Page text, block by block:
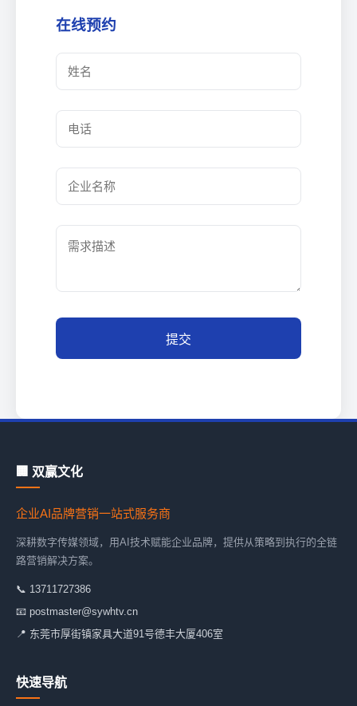
在线预约
提交
🏢 双赢文化
企业AI品牌营销一站式服务商
深耕数字传媒领域，用AI技术赋能企业品牌，提供从策略到执行的全链
路营销解决方案。
📞 13711727386
📧 postmaster@sywhtv.cn
📍 东莞市厚街镇家具大道91号德丰大厦406室
快速导航